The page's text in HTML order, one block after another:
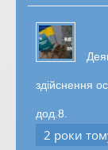
здійснення
дод.8.
2 роки